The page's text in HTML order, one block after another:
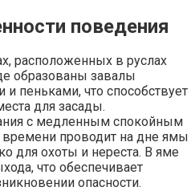
поведения
расположенных в руслах
образованы завалы
пеньками, что способствует
для засады.
с медленным спокойным
проводит на дне ямы
для охоты и нереста. В яме
что обеспечивает
опасности.